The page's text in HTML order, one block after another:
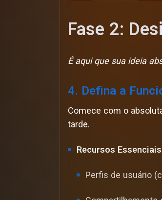
Fase 2:
É aqui que sua ideia
4. Defina a
Comece com o
tarde.
Recursos
Perfis de usuário